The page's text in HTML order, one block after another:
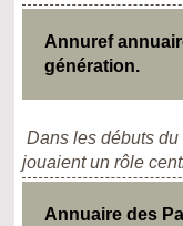
Annuref
génération.
Dans les débuts
jouaient un rôle
Annuaire des